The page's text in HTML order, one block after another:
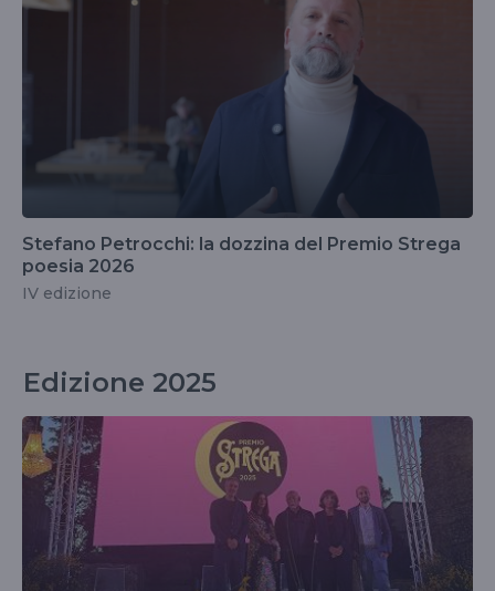
Stefano Petrocchi: la dozzina del Premio Strega
poesia 2026
IV edizione
Edizione 2025